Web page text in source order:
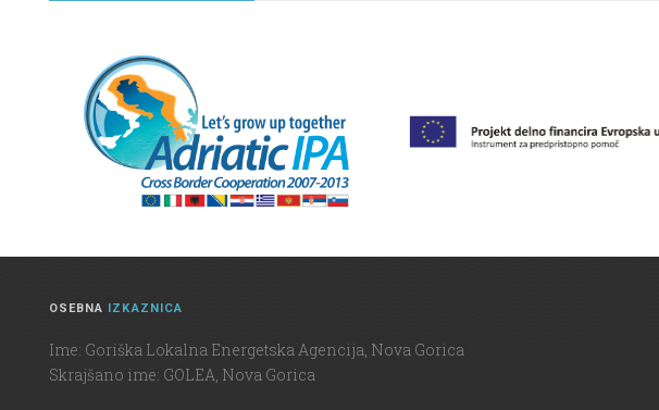
OSEBNA IZKAZNICA
Ime: Goriška Lokalna Energetska Agencija, Nova Gorica
Skrajšano ime: GOLEA, Nova Gorica